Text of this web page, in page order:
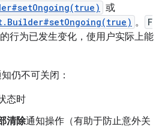
或
。
F
的行为已发生变化，使用户实际上能
仍不可关闭：
态时
清除通知操作（有助于防止意外关